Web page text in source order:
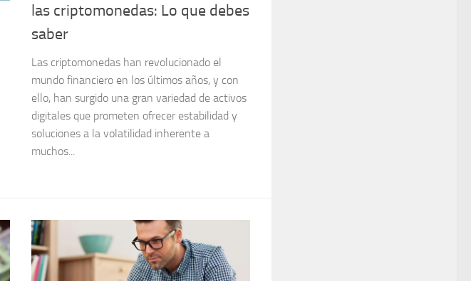
las criptomonedas: Lo que debes
saber
Las criptomonedas han revolucionado el
mundo financiero en los últimos años, y con
ello, han surgido una gran variedad de activos
digitales que prometen ofrecer estabilidad y
soluciones a la volatilidad inherente a
muchos...